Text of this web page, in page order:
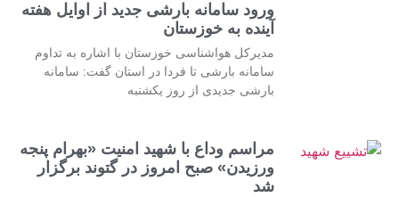
ورود سامانه بارشی جدید از اوایل هفته
آینده به خوزستان
مدیرکل هواشناسی خوزستان با اشاره به تداوم
سامانه بارشی تا فردا در استان گفت: سامانه
بارشی جدیدی از روز یکشنبه
مراسم وداع با شهید امنیت «بهرام پنجه
ورزیدن» صبح امروز در گتوند برگزار
شد